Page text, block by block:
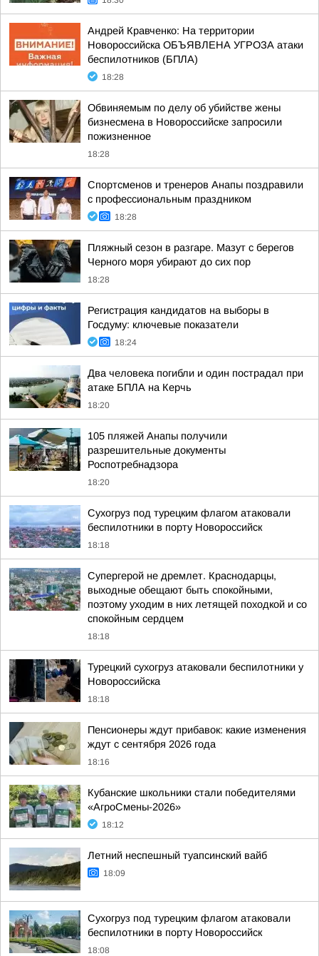
Андрей Кравченко: На территории
Новороссийска ОБЪЯВЛЕНА УГРОЗА атаки
беспилотников (БПЛА)
18:28
Обвиняемым по делу об убийстве жены
бизнесмена в Новороссийске запросили
пожизненное
18:28
Спортсменов и тренеров Анапы поздравили
с профессиональным праздником
18:28
Пляжный сезон в разгаре. Мазут с берегов
Черного моря убирают до сих пор
18:28
Регистрация кандидатов на выборы в
Госдуму: ключевые показатели
18:24
Два человека погибли и один пострадал при
атаке БПЛА на Керчь
18:20
105 пляжей Анапы получили
разрешительные документы
Роспотребнадзора
18:20
Сухогруз под турецким флагом атаковали
беспилотники в порту Новороссийск
18:18
Супергерой не дремлет. Краснодарцы,
выходные обещают быть спокойными,
поэтому уходим в них летящей походкой и со
спокойным сердцем
18:18
Турецкий сухогруз атаковали беспилотники у
Новороссийска
18:18
Пенсионеры ждут прибавок: какие изменения
ждут с сентября 2026 года
18:16
Кубанские школьники стали победителями
«АгроСмены-2026»
18:12
Летний неспешный туапсинский вайб
18:09
Сухогруз под турецким флагом атаковали
беспилотники в порту Новороссийск
18:08